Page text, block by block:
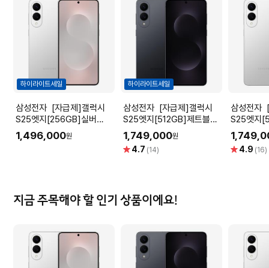
하이라이트세일
삼성전자 [자급제]갤럭시
S25엣지[256GB]실버
[SM-S937N]
1,496,000원
하이라이트세일
삼성전자 [자급제]갤럭시
S25엣지[512GB]제트블랙
[SM-S937N]
1,749,000원
별 4.7 (14)
삼성전자 [자급제]갤럭시
S25엣지
S937N]
별 4.9 (16)
지금 주목해야 할 인기 상품이에요!